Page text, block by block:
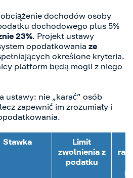
dochodów osoby
dochodowego plus 5%
23%. Projekt ustawy
opodatkowania ze
określone kryteria.
platform będą mogli z niego
ustawy: nie „karać” osób
zapewnić im zrozumiały i
Stawka
Limit
zwolnienia z
podatku